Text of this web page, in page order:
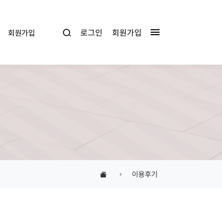
회원가입 로그인 회원가입
이용후기